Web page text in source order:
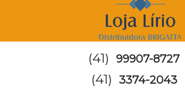
(41) 99907-8727
(41) 3374-2043